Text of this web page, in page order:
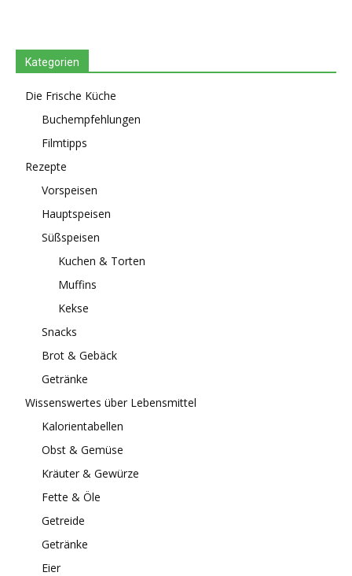
Kategorien
Die Frische Küche
Buchempfehlungen
Filmtipps
Rezepte
Vorspeisen
Hauptspeisen
Süßspeisen
Kuchen & Torten
Muffins
Kekse
Snacks
Brot & Gebäck
Getränke
Wissenswertes über Lebensmittel
Kalorientabellen
Obst & Gemüse
Kräuter & Gewürze
Fette & Öle
Getreide
Getränke
Eier